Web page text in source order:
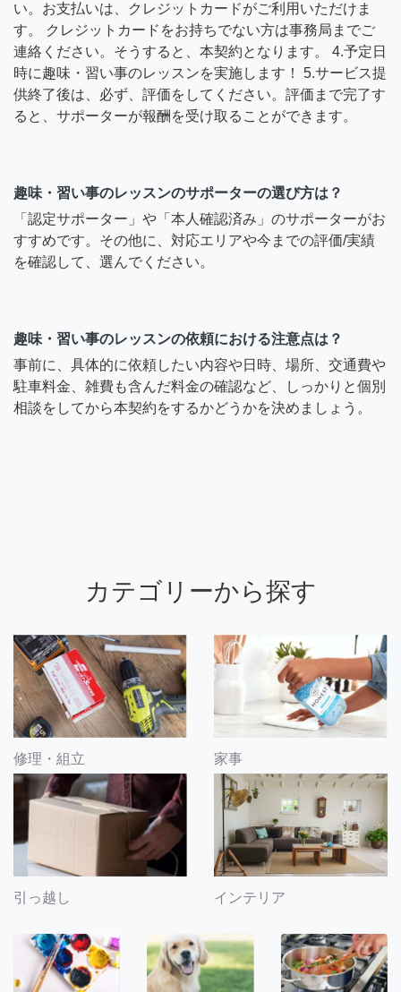
い。お支払いは、クレジットカードがご利用いただけま
す。 クレジットカードをお持ちでない方は事務局までご
連絡ください。そうすると、本契約となります。 4.予定日
時に趣味・習い事のレッスンを実施します！ 5.サービス提
供終了後は、必ず、評価をしてください。評価まで完了す
ると、サポーターが報酬を受け取ることができます。
趣味・習い事のレッスンのサポーターの選び方は？
「認定サポーター」や「本人確認済み」のサポーターがお
すすめです。その他に、対応エリアや今までの評価/実績
を確認して、選んでください。
趣味・習い事のレッスンの依頼における注意点は？
事前に、具体的に依頼したい内容や日時、場所、交通費や
駐車料金、雑費も含んだ料金の確認など、しっかりと個別
相談をしてから本契約をするかどうかを決めましょう。
カテゴリーから探す
修理・組立 家事
引っ越し インテリア